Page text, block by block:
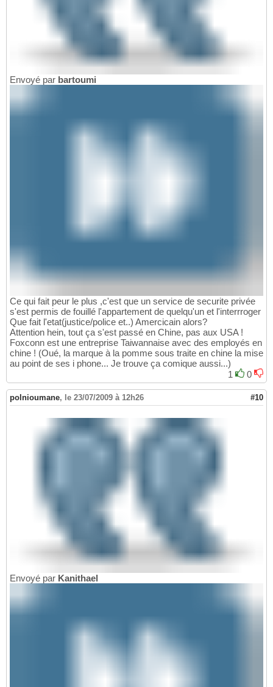
Envoyé par bartoumi
Ce qui fait peur le plus ,c'est que un service de securite privée
s'est permis de fouillé l'appartement de quelqu'un et l'interrroger
Que fait l'etat(justice/police et..) Amercicain alors?
Attention hein, tout ça s'est passé en Chine, pas aux USA !
Foxconn est une entreprise Taiwannaise avec des employés en
chine ! (Oué, la marque à la pomme sous traite en chine la mise
au point de ses i phone... Je trouve ça comique aussi...)
1
0
polnioumane, le 23/07/2009 à 12h26 #10
Envoyé par Kanithael